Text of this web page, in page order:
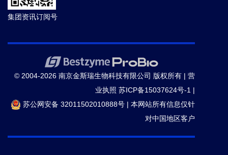
集团资讯订阅号
© 2004-2026 南京金斯瑞生物科技有限公司 版权所有 | 营
业执照 苏ICP备15037624号-1 |
苏公网安备 32011502010888号 | 本网站所有信息仅针
对中国地区客户